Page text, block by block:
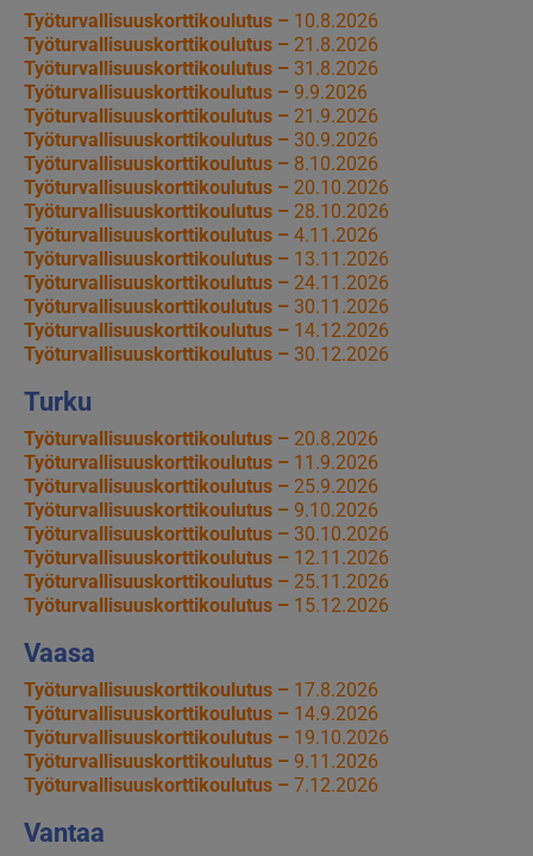
Työturvallisuuskorttikoulutus – 10.8.2026
Työturvallisuuskorttikoulutus – 21.8.2026
Työturvallisuuskorttikoulutus – 31.8.2026
Työturvallisuuskorttikoulutus – 9.9.2026
Työturvallisuuskorttikoulutus – 21.9.2026
Työturvallisuuskorttikoulutus – 30.9.2026
Työturvallisuuskorttikoulutus – 8.10.2026
Työturvallisuuskorttikoulutus – 20.10.2026
Työturvallisuuskorttikoulutus – 28.10.2026
Työturvallisuuskorttikoulutus – 4.11.2026
Työturvallisuuskorttikoulutus – 13.11.2026
Työturvallisuuskorttikoulutus – 24.11.2026
Työturvallisuuskorttikoulutus – 30.11.2026
Työturvallisuuskorttikoulutus – 14.12.2026
Työturvallisuuskorttikoulutus – 30.12.2026
Turku
Työturvallisuuskorttikoulutus – 20.8.2026
Työturvallisuuskorttikoulutus – 11.9.2026
Työturvallisuuskorttikoulutus – 25.9.2026
Työturvallisuuskorttikoulutus – 9.10.2026
Työturvallisuuskorttikoulutus – 30.10.2026
Työturvallisuuskorttikoulutus – 12.11.2026
Työturvallisuuskorttikoulutus – 25.11.2026
Työturvallisuuskorttikoulutus – 15.12.2026
Vaasa
Työturvallisuuskorttikoulutus – 17.8.2026
Työturvallisuuskorttikoulutus – 14.9.2026
Työturvallisuuskorttikoulutus – 19.10.2026
Työturvallisuuskorttikoulutus – 9.11.2026
Työturvallisuuskorttikoulutus – 7.12.2026
Vantaa